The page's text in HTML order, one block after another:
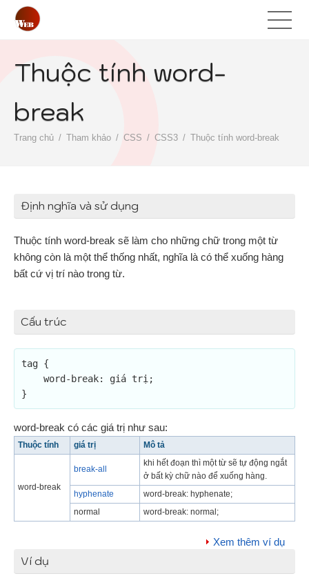
Thuộc tính word-
break
Trang chủ Tham khảo CSS CSS3 Thuộc tính word-break
Định nghĩa và sử dụng
Thuộc tính word-break sẽ làm cho những chữ trong một từ
không còn là một thể thống nhất, nghĩa là có thể xuống hàng
bất cứ vị trí nào trong từ.
Cấu trúc
tag {
}
word-break có các giá trị như sau:
Thuộc tính giá trị Mô tả
word-break
break-all
khi hết đoạn thì một từ sẽ tự động ngắt
ở bất kỳ chữ nào để xuống hàng.
hyphenate
word-break: hyphenate;
normal
word-break: normal;
Ví dụ
Xem thêm ví dụ